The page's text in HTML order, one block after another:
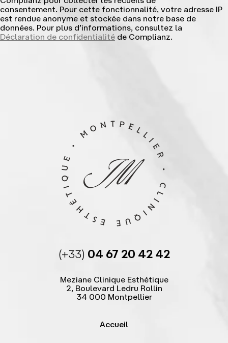
consentement. Pour cette fonctionnalité, votre adresse IP
est rendue anonyme et stockée dans notre base de
données. Pour plus d’informations, consultez la
Déclaration de confidentialité de Complianz.
(+33) 04 67 20 42 42
Meziane Clinique Esthétique
2, Boulevard Ledru Rollin
34 000 Montpellier
Accueil